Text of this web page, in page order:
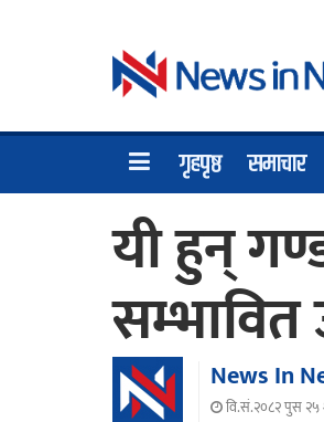
गृहपृष्ठ समाचार
यी हुन्
सम्भावित
News In
वि.सं.२०८२ पुस २५